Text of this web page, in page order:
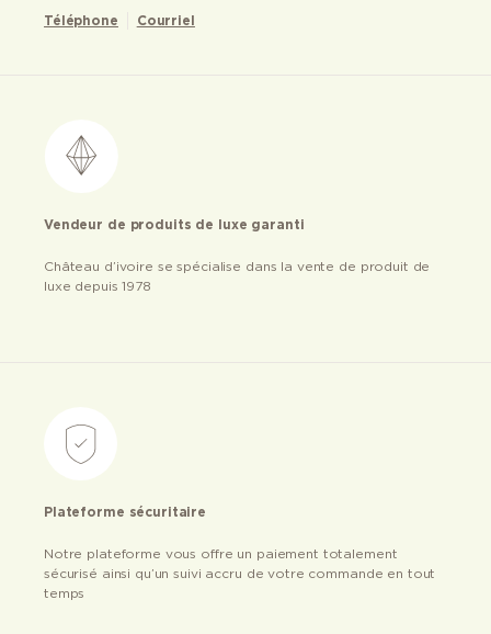
Téléphone Courriel
Vendeur de produits de luxe garanti
Château d’ivoire se spécialise dans la vente de produit de
luxe depuis 1978
Plateforme sécuritaire
Notre plateforme vous offre un paiement totalement
sécurisé ainsi qu’un suivi accru de votre commande en tout
temps